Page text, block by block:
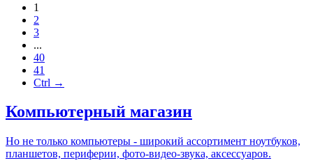
1
2
3
...
40
41
Ctrl →
Компьютерный магазин
Но не только компьютеры - широкий ассортимент ноутбуков,
планшетов, периферии, фото-видео-звука, аксессуаров.